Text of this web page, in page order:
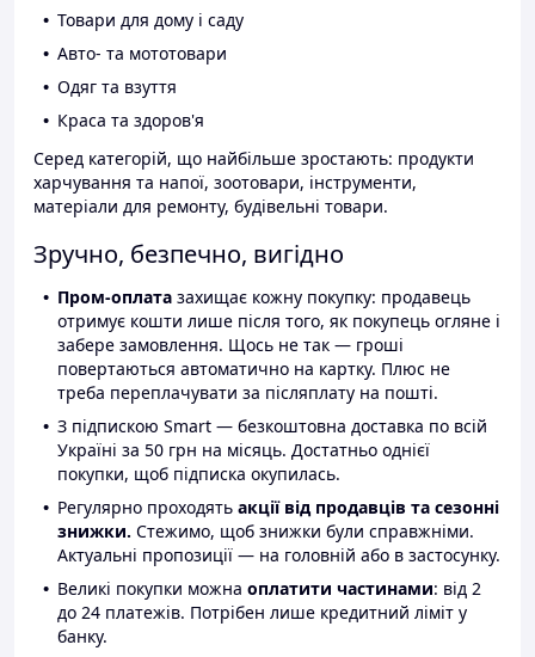
Товари для дому і саду
Авто- та мототовари
Одяг та взуття
Краса та здоров'я
Серед категорій, що найбільше зростають: продукти
харчування та напої, зоотовари, інструменти,
матеріали для ремонту, будівельні товари.
Зручно, безпечно, вигідно
Пром-оплата захищає кожну покупку: продавець
отримує кошти лише після того, як покупець огляне і
забере замовлення. Щось не так — гроші
повертаються автоматично на картку. Плюс не
треба переплачувати за післяплату на пошті.
З підпискою Smart — безкоштовна доставка по всій
Україні за 50 грн на місяць. Достатньо однієї
покупки, щоб підписка окупилась.
Регулярно проходять акції від продавців та сезонні
знижки. Стежимо, щоб знижки були справжніми.
Актуальні пропозиції — на головній або в застосунку.
Великі покупки можна оплатити частинами: від 2
до 24 платежів. Потрібен лише кредитний ліміт у
банку.